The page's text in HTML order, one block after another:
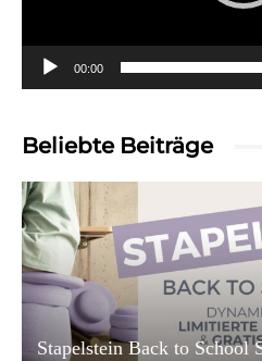
00:00
Beliebte Beiträge
Stapelstein Back to School